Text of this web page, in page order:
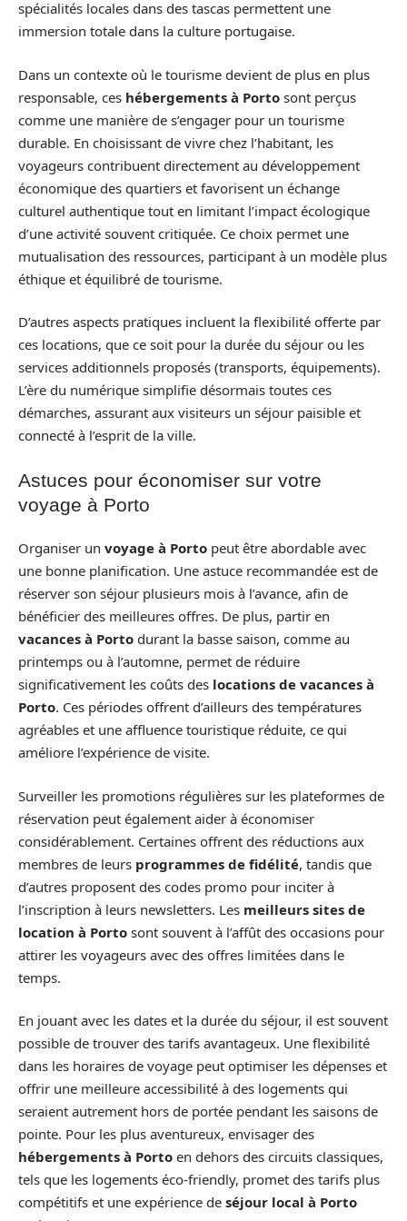
spécialités locales dans des tascas permettent une
immersion totale dans la culture portugaise.
Dans un contexte où le tourisme devient de plus en plus
responsable, ces hébergements à Porto sont perçus
comme une manière de s’engager pour un tourisme
durable. En choisissant de vivre chez l’habitant, les
voyageurs contribuent directement au développement
économique des quartiers et favorisent un échange
culturel authentique tout en limitant l’impact écologique
d’une activité souvent critiquée. Ce choix permet une
mutualisation des ressources, participant à un modèle plus
éthique et équilibré de tourisme.
D’autres aspects pratiques incluent la flexibilité offerte par
ces locations, que ce soit pour la durée du séjour ou les
services additionnels proposés (transports, équipements).
L’ère du numérique simplifie désormais toutes ces
démarches, assurant aux visiteurs un séjour paisible et
connecté à l’esprit de la ville.
Astuces pour économiser sur votre
voyage à Porto
Organiser un voyage à Porto peut être abordable avec
une bonne planification. Une astuce recommandée est de
réserver son séjour plusieurs mois à l’avance, afin de
bénéficier des meilleures offres. De plus, partir en
vacances à Porto durant la basse saison, comme au
printemps ou à l’automne, permet de réduire
significativement les coûts des locations de vacances à
Porto. Ces périodes offrent d’ailleurs des températures
agréables et une affluence touristique réduite, ce qui
améliore l’expérience de visite.
Surveiller les promotions régulières sur les plateformes de
réservation peut également aider à économiser
considérablement. Certaines offrent des réductions aux
membres de leurs programmes de fidélité, tandis que
d’autres proposent des codes promo pour inciter à
l’inscription à leurs newsletters. Les meilleurs sites de
location à Porto sont souvent à l’affût des occasions pour
attirer les voyageurs avec des offres limitées dans le
temps.
En jouant avec les dates et la durée du séjour, il est souvent
possible de trouver des tarifs avantageux. Une flexibilité
dans les horaires de voyage peut optimiser les dépenses et
offrir une meilleure accessibilité à des logements qui
seraient autrement hors de portée pendant les saisons de
pointe. Pour les plus aventureux, envisager des
hébergements à Porto en dehors des circuits classiques,
tels que les logements éco-friendly, promet des tarifs plus
compétitifs et une expérience de séjour local à Porto